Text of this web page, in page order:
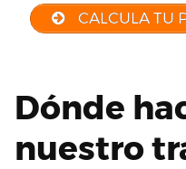
CALCULA TU
Dónde
nuestro